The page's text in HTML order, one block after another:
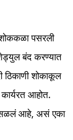
पसरली
बंद करण्यात
शोकाकूल
आहोत.
आहे, असं एका